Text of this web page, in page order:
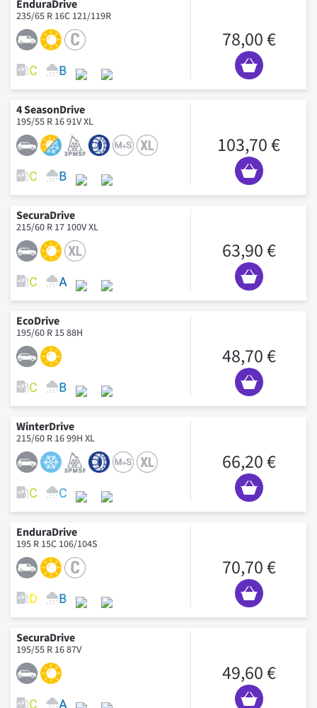
EnduraDrive
235/65 R 16C 121/119R
78,00 €
4 SeasonDrive
195/55 R 16 91V XL
103,70 €
SecuraDrive
215/60 R 17 100V XL
63,90 €
EcoDrive
195/60 R 15 88H
48,70 €
WinterDrive
215/60 R 16 99H XL
66,20 €
EnduraDrive
195 R 15C 106/104S
70,70 €
SecuraDrive
195/55 R 16 87V
49,60 €